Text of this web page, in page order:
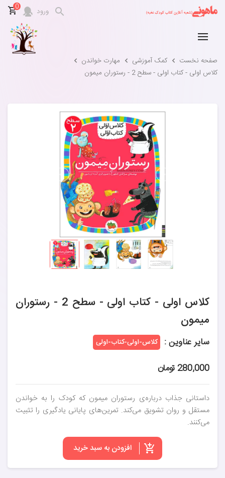
ورود 0
صفحه نخست کمک آموزشی
مهارت خواندن
کلاس اولی - کتاب اولی - سطح 2 - رستوران میمون
کلاس اولی - کتاب اولی - سطح 2 - رستوران
میمون
سایر عناوین : کلاس-اولی-کتاب-اولی
280,000 تومان
داستانی جذاب درباره‌ی رستوران میمون که کودک را به خواندن
مستقل و روان تشویق می‌کند. تمرین‌های پایانی یادگیری را تثبیت
می‌کنند.
افزودن به سبد خرید